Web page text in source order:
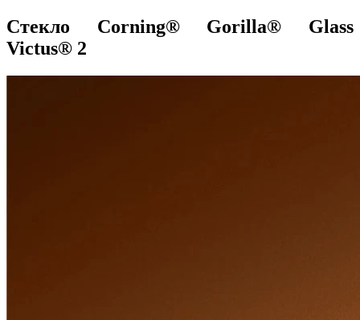
Стекло Corning® Gorilla® Glass
Victus® 2